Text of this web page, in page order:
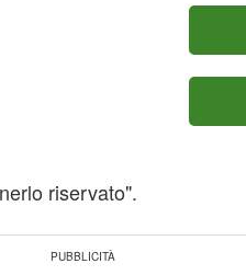
come ha
la sua storia d'amore, la
riservato".